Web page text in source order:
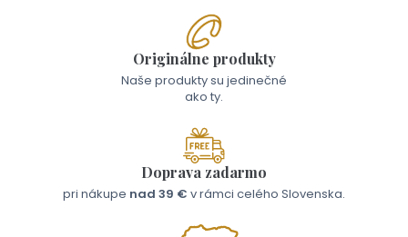
Originálne produkty
Naše produkty su jedinečné
ako ty.
Doprava zadarmo
pri nákupe nad 39 € v rámci celého Slovenska.